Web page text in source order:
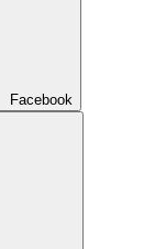
Facebook